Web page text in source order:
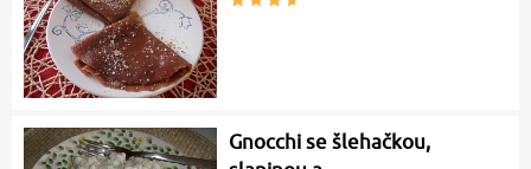
Gnocchi se šlehačkou,